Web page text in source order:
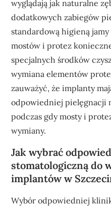
wyglądają jak naturalne
dodatkowych zabiegów
standardową higieną
mostów i protez
specjalnych środków
wymiana elementów
zauważyć, że implanty
odpowiedniej pielęgnacji
podczas gdy mosty i
wymiany.
Jak wybrać
stomatologiczną do
implantów w
Wybór odpowiedniej